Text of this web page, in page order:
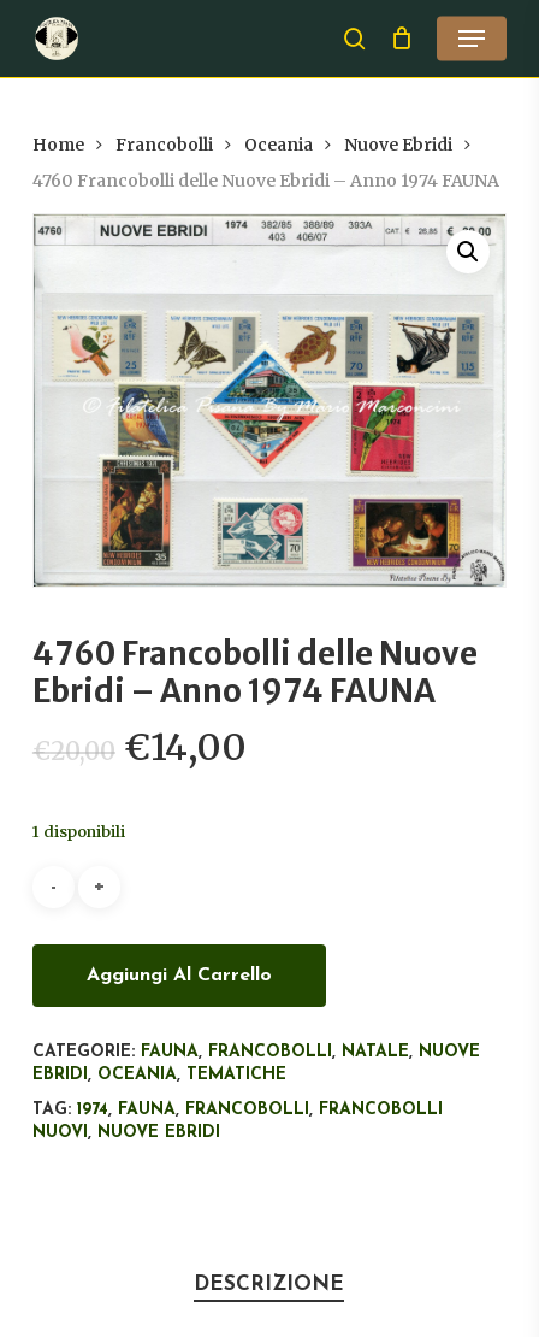
main
search
Menu
Home Francobolli Oceania
Nuove Ebridi
4760 Francobolli delle Nuove Ebridi – Anno 1974 FAUNA
4760 Francobolli delle Nuove
Ebridi – Anno 1974 FAUNA
€20,00 Il
prezzo
originale
€14,00
1 disponibili
Aggiungi Al Carrello
CATEGORIE: FAUNA, FRANCOBOLLI, NATALE, NUOVE
EBRIDI, OCEANIA, TEMATICHE
TAG: 1974, FAUNA, FRANCOBOLLI, FRANCOBOLLI
NUOVI, NUOVE EBRIDI
DESCRIZIONE
Close